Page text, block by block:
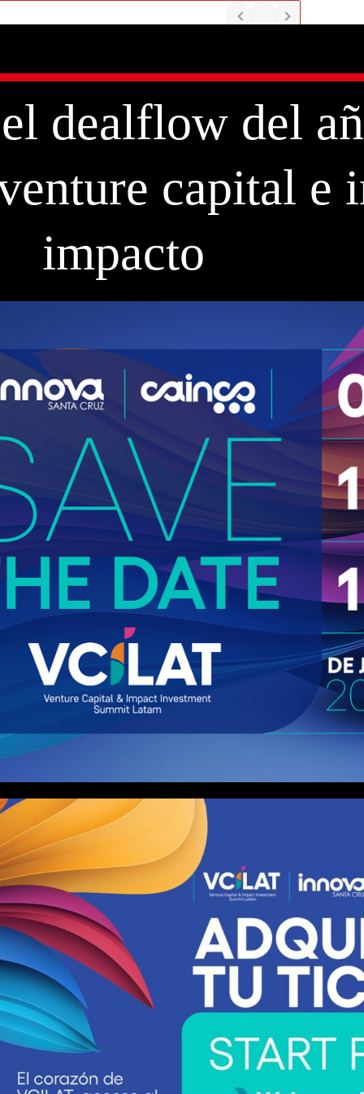
dealflow del
capital e
impacto